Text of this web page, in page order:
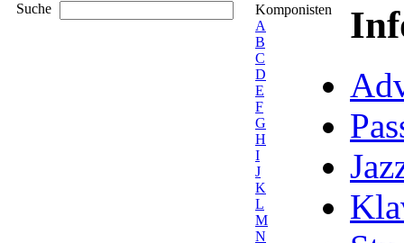
Suche
Komponisten
A
B
C
D
E
F
G
H
I
J
K
L
M
N